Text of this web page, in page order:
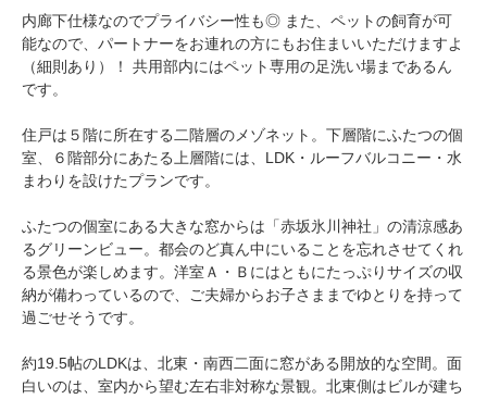
内廊下仕様なのでプライバシー性も◎ また、ペットの飼育が可
能なので、パートナーをお連れの方にもお住まいいただけますよ
（細則あり）！ 共用部内にはペット専用の足洗い場まであるん
です。
住戸は５階に所在する二階層のメゾネット。下層階にふたつの個
室、６階部分にあたる上層階には、LDK・ルーフバルコニー・水
まわりを設けたプランです。
ふたつの個室にある大きな窓からは「赤坂氷川神社」の清涼感あ
るグリーンビュー。都会のど真ん中にいることを忘れさせてくれ
る景色が楽しめます。洋室Ａ・Ｂにはともにたっぷりサイズの収
納が備わっているので、ご夫婦からお子さままでゆとりを持って
過ごせそうです。
約19.5帖のLDKは、北東・南西二面に窓がある開放的な空間。面
白いのは、室内から望む左右非対称な景観。北東側はビルが建ち